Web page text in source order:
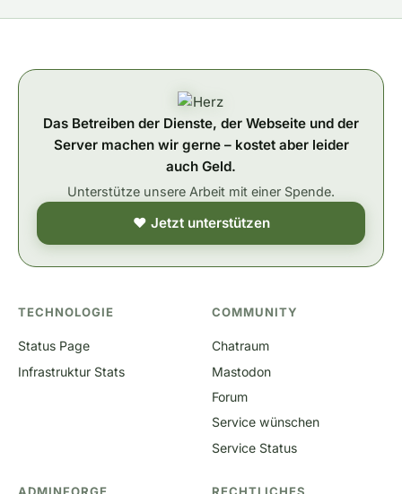
Das Betreiben der Dienste, der Webseite und der
Server machen wir gerne – kostet aber leider
auch Geld.
Unterstütze unsere Arbeit mit einer Spende.
❤ Jetzt unterstützen
TECHNOLOGIE
Status Page
Infrastruktur Stats
COMMUNITY
Chatraum
Mastodon
Forum
Service wünschen
Service Status